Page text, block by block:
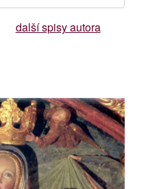
další spisy autora